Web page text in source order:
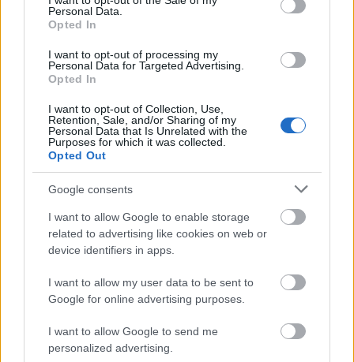
Personal Data.
Opted In
I want to opt-out of processing my
Personal Data for Targeted Advertising.
Opted In
I want to opt-out of Collection, Use,
Retention, Sale, and/or Sharing of my
Personal Data that Is Unrelated with the
Purposes for which it was collected.
Opted Out
Google consents
I want to allow Google to enable storage
related to advertising like cookies on web or
device identifiers in apps.
I want to allow my user data to be sent to
Google for online advertising purposes.
I want to allow Google to send me
personalized advertising.
Florentino Luíses un prometedor mediocentro de 22 años
que aterriza en Getafe cedido por el Benfica. El curso
(9 partidos en la Ligue 1). Las dos temporadas anteriores
jugó 21 partidos en total con el Benfica en la Primeira Liga,
El internacional sub-21 portugués destaca por su físico y
capacidad para recuperar balones. Maksimovic y Arambarri
sorpresa, será suplente. Su valor es de 1 millón, puede ser
un buen jugador para especular, pero no con vistas a
mantener en la plantilla a corto/medio plazo.
Atlético!
El último día de mercado de
fichajes fue una auténtica locura:
Griezmann volvió al Atlético, Luuk
de Jong se marchó cedido al